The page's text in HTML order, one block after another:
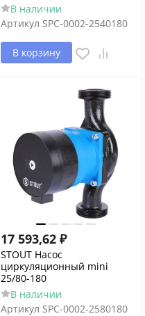
В наличии
Артикул SPC-0002-2540180
В корзину
17 593,62 ₽
STOUT Насос
циркуляционный mini
25/80-180
В наличии
Артикул SPC-0002-2580180